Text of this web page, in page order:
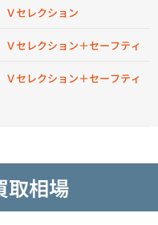
セレクション
セレクション＋セーフティ
セレクション＋セーフティ
取相場